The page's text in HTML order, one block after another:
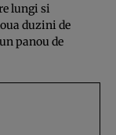
lungi si
duzini de
panou de